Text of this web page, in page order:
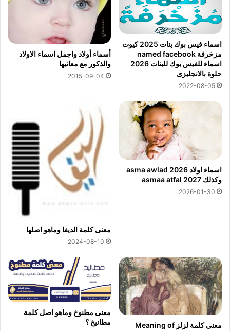
اسماء فيس بوك بنات 2025 كيوت
مزخرفة named facebook
اسماء للفيس بوك للبنات 2026
حلوة بالانجليزى
2022-08-05
أسماء أولاد واجمل اسماء الاولاد
والذكور مع معانيها
2015-09-04
اسماء اولاد 2026 asma awlad
وكذلك asmaa atfal 2027
2026-01-30
معنى كلمة الديفا وماهو اصلها
2024-08-10
معنى كلمة لزلز Meaning of
معنى مطنوخ وماهو اصل كلمة
مطانيخ ؟